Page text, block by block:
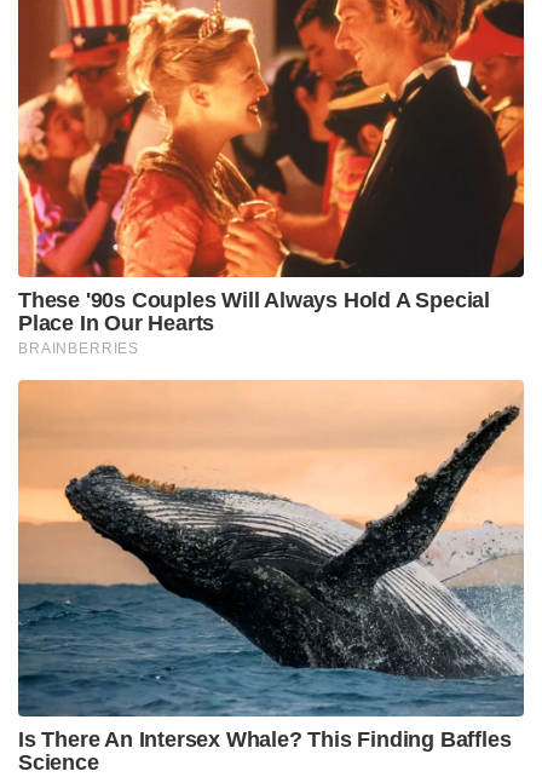
These '90s Couples Will Always Hold A Special
Place In Our Hearts
BRAINBERRIES
Is There An Intersex Whale? This Finding Baffles
Science